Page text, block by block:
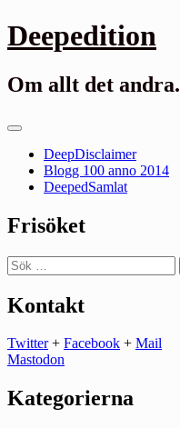
Gå
till
Deepedition
Om allt det andra.
Primär
DeepDisclaimer
Blogg 100 anno 2014
DeepedSamlat
Frisöket
Sök
efter:
Kontakt
Twitter+ Facebook + Mail
Mastodon
Kategorierna